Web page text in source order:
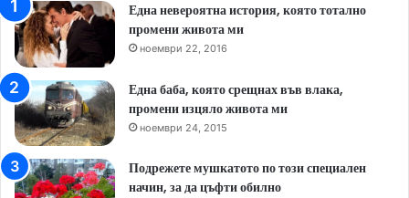
Една невероятна история, която тотално
промени живота ми
ноември 22, 2016
Една баба, която срещнах във влака,
промени изцяло живота ми
ноември 24, 2015
Подрежете мушкатото по този специален
начин, за да цъфти обилно